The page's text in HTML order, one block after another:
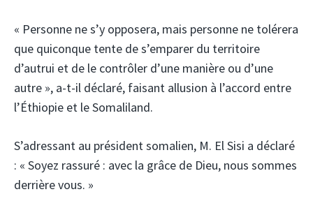
« Personne ne s’y opposera, mais personne ne tolérera
que quiconque tente de s’emparer du territoire
d’autrui et de le contrôler d’une manière ou d’une
autre », a-t-il déclaré, faisant allusion à l’accord entre
l’Éthiopie et le Somaliland.
S’adressant au président somalien, M. El Sisi a déclaré
: « Soyez rassuré : avec la grâce de Dieu, nous sommes
derrière vous. »